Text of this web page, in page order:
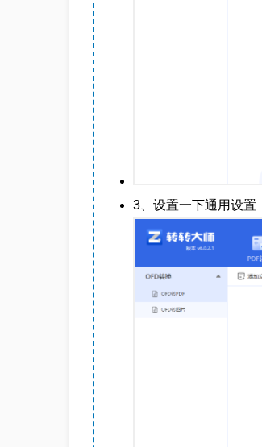
3、设置一下通用设置